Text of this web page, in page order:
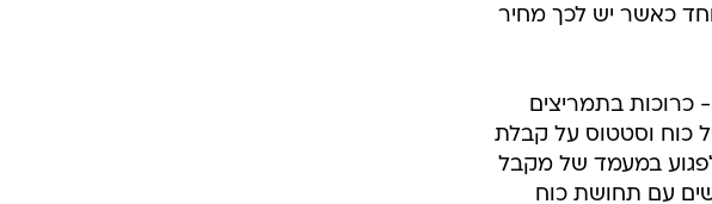
כאשר יש לכך מחיר
בתמריצים
כוח וסטטוס על קבלת
לפגוע במעמד של מקבל
עם תחושת כוח